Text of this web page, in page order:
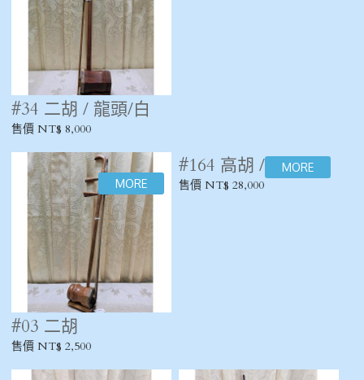
#34 二胡 / 龍頭/白
售價 NT$ 8,000
#03 二胡
售價 NT$ 2,500